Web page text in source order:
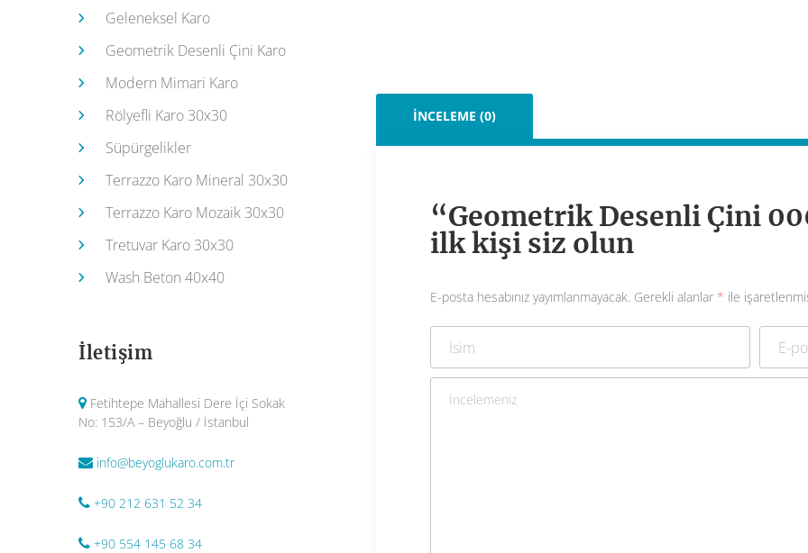
İNCELEME (0)
“Geometrik Desenli Çini
ilk kişi siz olun
E-posta hesabınız yayımlanmayacak. Gerekli alanlar * ile
Geleneksel Karo
Geometrik Desenli Çini Karo
Modern Mimari Karo
Rölyefli Karo 30x30
Süpürgelikler
Terrazzo Karo Mineral 30x30
Terrazzo Karo Mozaik 30x30
Tretuvar Karo 30x30
Wash Beton 40x40
İletişim
Fetihtepe Mahallesi Dere İçi Sokak
No: 153/A – Beyoğlu / İstanbul
info@beyoglukaro.com.tr
+90 212 631 52 34
+90 554 145 68 34